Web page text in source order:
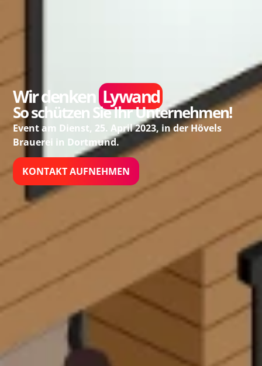
Wir denken Lywand
So schützen Sie Ihr Unternehmen!
Event am Dienst, 25. April 2023, in der Hövels
Brauerei in Dortmund.
KONTAKT AUFNEHMEN